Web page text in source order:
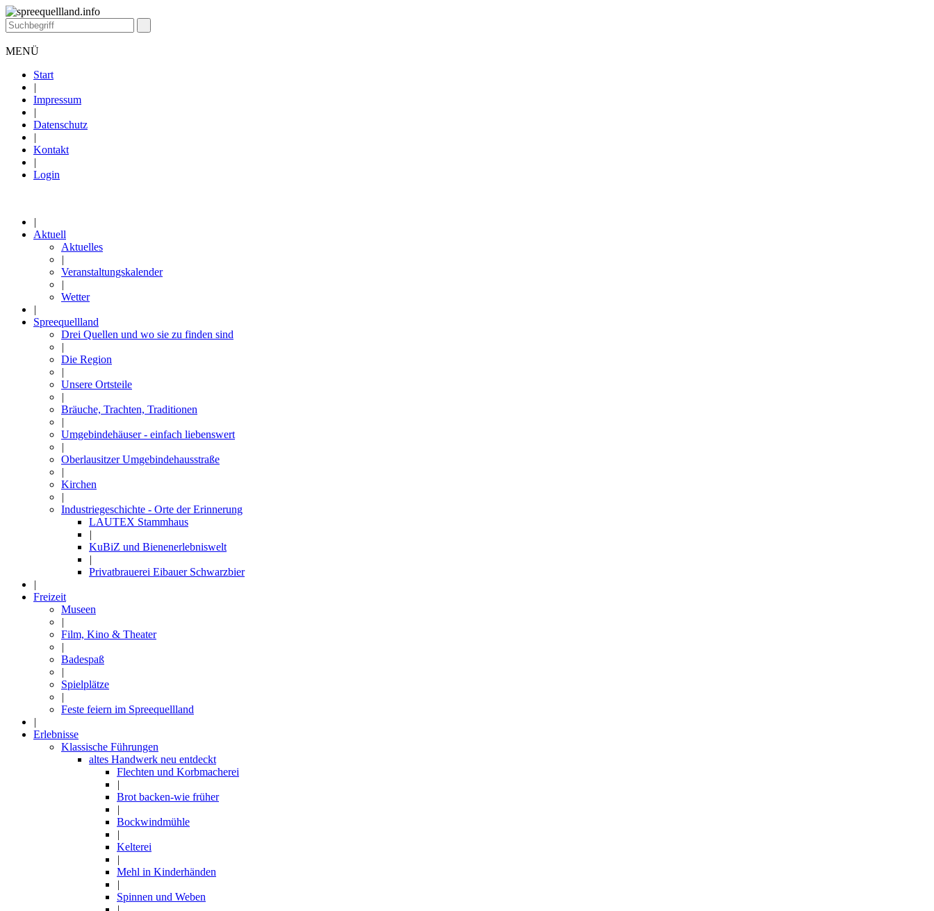
MENÜ
Start
|
Impressum
|
Datenschutz
|
Kontakt
|
Login
|
Aktuell
Aktuelles
|
Veranstaltungskalender
|
Wetter
|
Spreequellland
Drei Quellen und wo sie zu finden sind
|
Die Region
|
Unsere Ortsteile
|
Bräuche, Trachten, Traditionen
|
Umgebindehäuser - einfach liebenswert
|
Oberlausitzer Umgebindehausstraße
|
Kirchen
|
Industriegeschichte - Orte der Erinnerung
LAUTEX Stammhaus
|
KuBiZ und Bienenerlebniswelt
|
Privatbrauerei Eibauer Schwarzbier
|
Freizeit
Museen
|
Film, Kino & Theater
|
Badespaß
|
Spielplätze
|
Feste feiern im Spreequellland
|
Erlebnisse
Klassische Führungen
altes Handwerk neu entdeckt
Flechten und Korbmacherei
|
Brot backen-wie früher
|
Bockwindmühle
|
Kelterei
|
Mehl in Kinderhänden
|
Spinnen und Weben